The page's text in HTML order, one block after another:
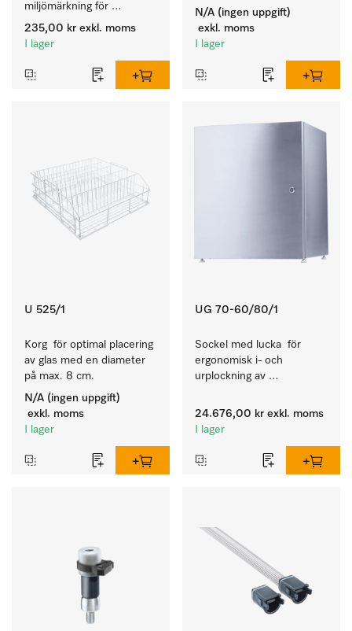
miljömärkning för
rengöring av mycket
smutsigt porslin, bestick
235,00 kr exkl. moms
I lager
N/A (ingen uppgift)
exkl. moms
I lager
U 525/1
Korg  för optimal placering
av glas med en diameter
på max. 8 cm.
N/A (ingen uppgift)
exkl. moms
I lager
UG 70-60/80/1
Sockel med lucka  för
ergonomisk i- och
urplockning av
cm.
24.676,00 kr exkl. moms
I lager